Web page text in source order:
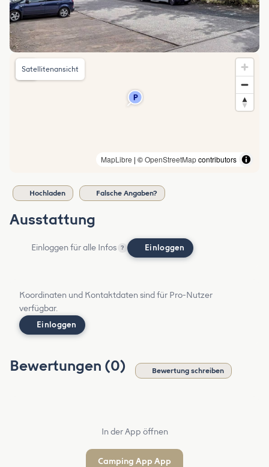
MapLibre | ©OpenStreetMapcontributors
Satellitenansicht
Hochladen Falsche Angaben?
Ausstattung
Einloggen für alle Infos ? Einloggen
Koordinaten und Kontaktdaten sind für Pro-Nutzer
verfügbar.
Einloggen
Bewertungen (0) Bewertung schreiben
In der App öffnen
Camping App App